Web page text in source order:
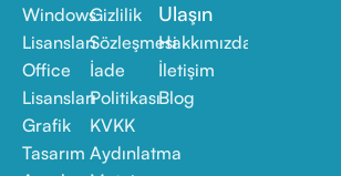
Windows
Lisansları
Office
Lisansları
Grafik
Tasarım
Gizlilik
Sözleşmesi
İade
Politikası
KVKK
Aydınlatma
Ulaşın
Hakkımızda
İletişim
Blog